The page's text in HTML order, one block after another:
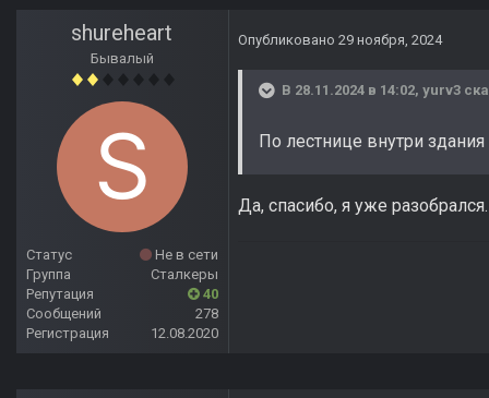
shureheart
Бывалый
Статус
Не в сети
Группа
Сталкеры
Репутация
40
Сообщений
278
Регистрация
12.08.2020
Опубликовано 29 ноября, 2024
В 28.11.2024 в 14:02, yurv3
По лестнице внутри
Да, спасибо, я уже